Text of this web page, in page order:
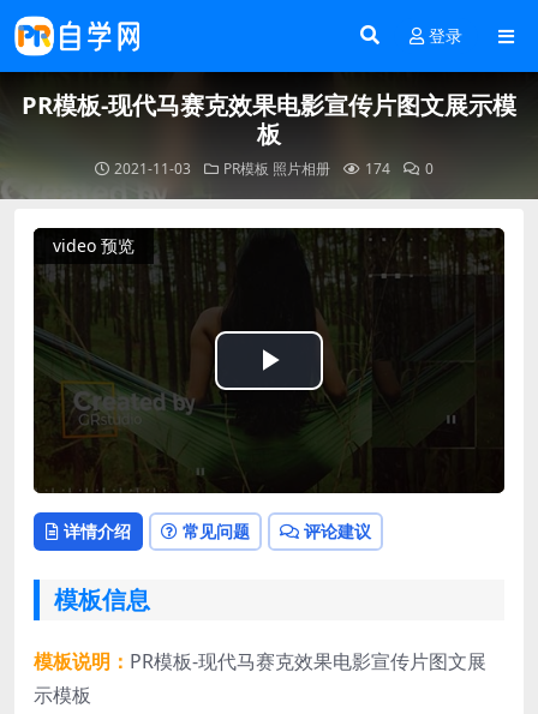
登录
PR模板-现代马赛克效果电影宣传片图文展示模
板
2021-11-03 PR模板 照片相册 174 0
video 预览
Play
Video
详情介绍 常见问题 评论建议
模板信息
模板说明： PR模板-现代马赛克效果电影宣传片图文展
示模板